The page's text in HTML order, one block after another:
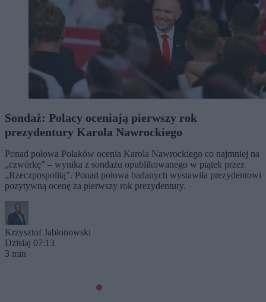
Sondaż: Polacy oceniają pierwszy rok
prezydentury Karola Nawrockiego
Ponad połowa Polaków ocenia Karola Nawrockiego co najmniej na
„czwórkę” – wynika z sondażu opublikowanego w piątek przez
„Rzeczpospolitą”. Ponad połowa badanych wystawiła prezydentowi
pozytywną ocenę za pierwszy rok prezydentury.
Krzysztof Jabłonowski
Dzisiaj 07:13
3 min